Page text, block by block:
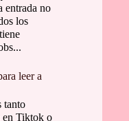
entrada no
los
leer a
tanto
en Tiktok o